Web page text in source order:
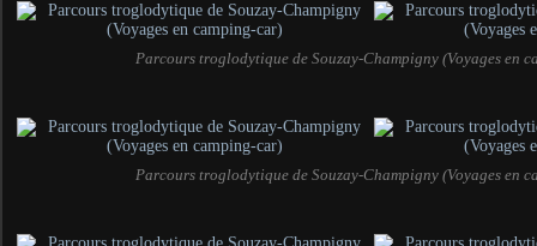
Parcours troglodytique de Souzay-Champigny (Voyages en
Parcours troglodytique de Souzay-Champigny (Voyages en